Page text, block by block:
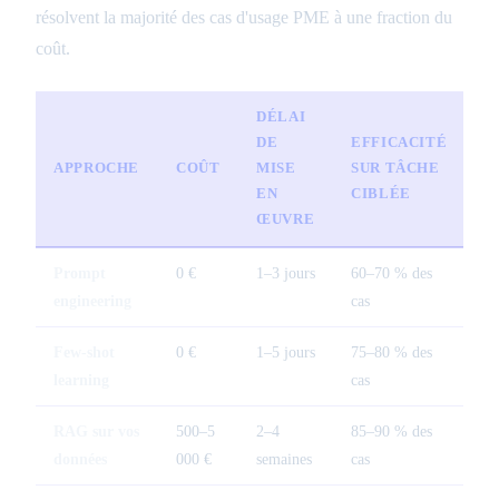
résolvent la majorité des cas d'usage PME à une fraction du
coût.
APPROCHE COÛT
DÉLAI
DE
MISE
EN
ŒUVRE
EFFICACITÉ
SUR TÂCHE
CIBLÉE
0 € 1–3 jours
60–70 % des
cas
0 € 1–5 jours
75–80 % des
cas
500–5
000 €
2–4
semaines
85–90 % des
cas